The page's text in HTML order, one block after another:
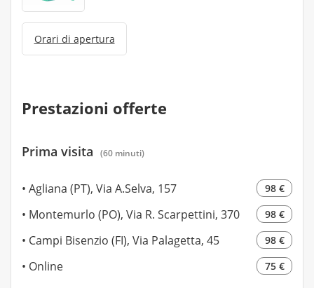
Orari di apertura
Prestazioni offerte
Prima visita (60 minuti)
Agliana (PT), Via A.Selva, 157 98 €
Montemurlo (PO), Via R. Scarpettini, 370 98 €
Campi Bisenzio (FI), Via Palagetta, 45 98 €
Online 75 €